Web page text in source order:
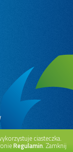
ciasteczka.
Regulamin. Zamknij